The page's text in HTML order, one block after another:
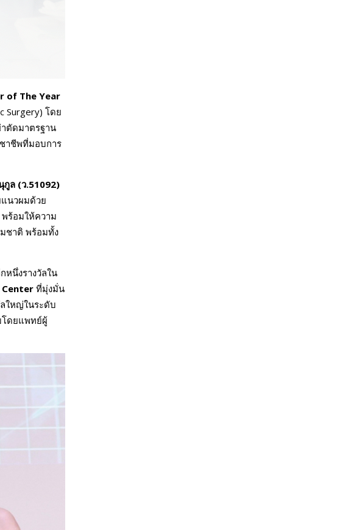
of The Year
Surgery) โดย
ตัดมาตรฐาน
าชีพที่มอบการ
กูล (ว.51092)
นวผมด้วย
ร้อมให้ความ
ชาติ พร้อมทั้ง
หนึ่งรางวัลใน
Center ที่มุ่งมั่น
ใหญ่ในระดับ
โดยแพทย์ผู้